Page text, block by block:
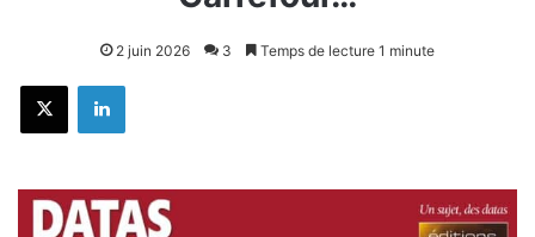
2 juin 2026 3 Temps de lecture 1 minute
X Linkedin